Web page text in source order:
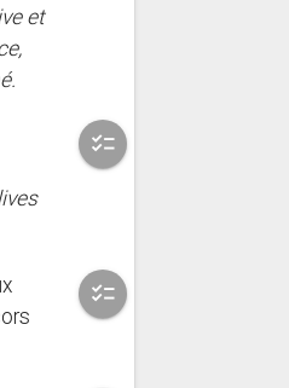
et
checklist
checklist